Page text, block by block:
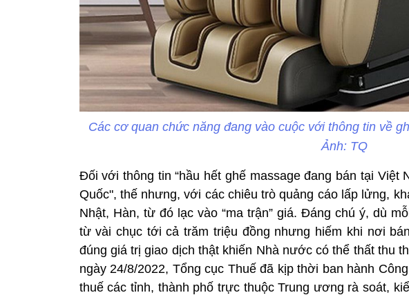
Các cơ quan chức năng đang vào cuộc với thông tin về
Ảnh: TQ
Đối với thông tin “hầu hết ghế massage đang bán tại Việt
Quốc", thế nhưng, với các chiêu trò quảng cáo lấp lửng,
Nhật, Hàn, từ đó lạc vào “ma trận” giá. Đáng chú ý, dù
từ vài chục tới cả trăm triệu đồng nhưng hiếm khi nơi
đúng giá trị giao dịch thật khiến Nhà nước có thể thất thu
ngày 24/8/2022, Tổng cục Thuế đã kịp thời ban hành
thuế các tỉnh, thành phố trực thuộc Trung ương rà soát,